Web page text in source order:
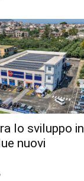
lo sviluppo in
nuovi